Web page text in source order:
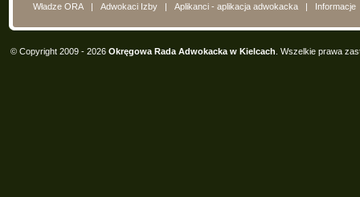
Władze ORA | Adwokaci Izby | Aplikanci - aplikacja adwokacka | Informacje
© Copyright 2009 - 2026 Okręgowa Rada Adwokacka w Kielcach . Wszelkie prawa